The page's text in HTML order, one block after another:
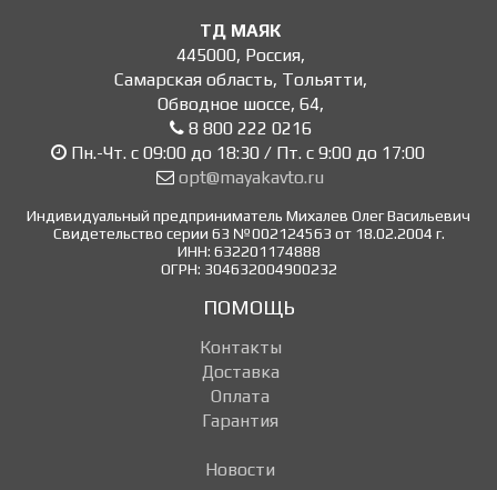
ТД МАЯК
445000, Россия,
Самарская область, Тольятти,
Обводное шоссе, 64,
8 800 222 0216
Пн.-Чт. с 09:00 до 18:30 / Пт. с 9:00 до 17:00
opt@mayakavto.ru
Индивидуальный предприниматель Михалев Олег Васильевич
Свидетельство серии 63 №002124563 от 18.02.2004 г.
ИНН: 632201174888
ОГРН: 304632004900232
ПОМОЩЬ
Контакты
Доставка
Оплата
Гарантия
Новости